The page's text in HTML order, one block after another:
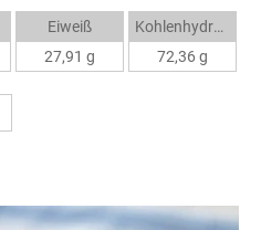
Eiweiß
27,91 g
Kohlenhydrate
72,36 g